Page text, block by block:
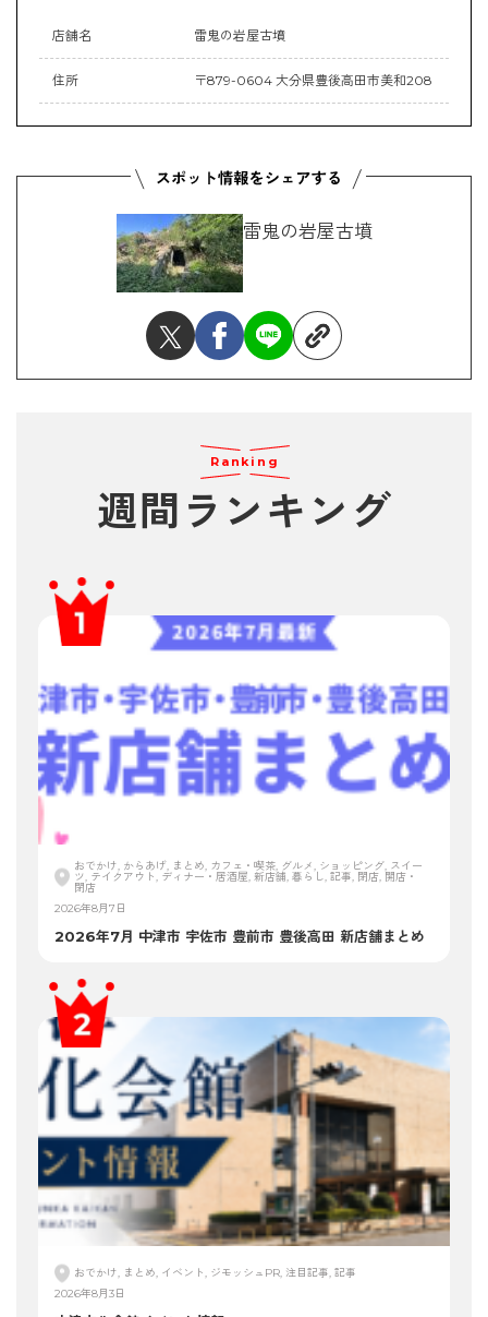
店舗名 雷鬼の岩屋古墳
住所 〒879-0604 大分県豊後高田市美和208
雷鬼の岩屋古墳
Ranking
週間ランキング
おでかけ, からあげ, まとめ, カフェ・喫茶, グルメ, ショッピング, スイー
ツ, テイクアウト, ディナー・居酒屋, 新店舗, 暮らし, 記事, 閉店, 開店・
閉店
2026年8月7日
2026年7月 中津市 宇佐市 豊前市 豊後高田 新店舗まとめ
おでかけ, まとめ, イベント, ジモッシュPR, 注目記事, 記事
2026年8月3日